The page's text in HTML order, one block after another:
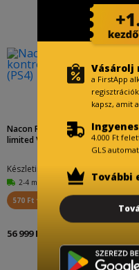
Nacon Revolution Pro kontroller
limited V3 (PS4)
Készletinfó:
2-4 munkanap
570 Ft visszajár
56 999 Ft
Vásárolj
a FirstApp
kapsz, amit
4.000 Ft
GLS
További